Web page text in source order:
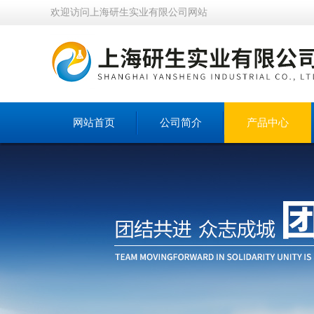
欢迎访问上海研生实业有限公司网站
网站首页 公司简介 产品中心